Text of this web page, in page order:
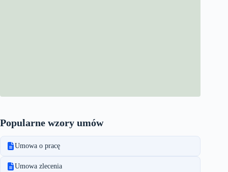
Popularne wzory umów
Umowa o pracę
Umowa zlecenia